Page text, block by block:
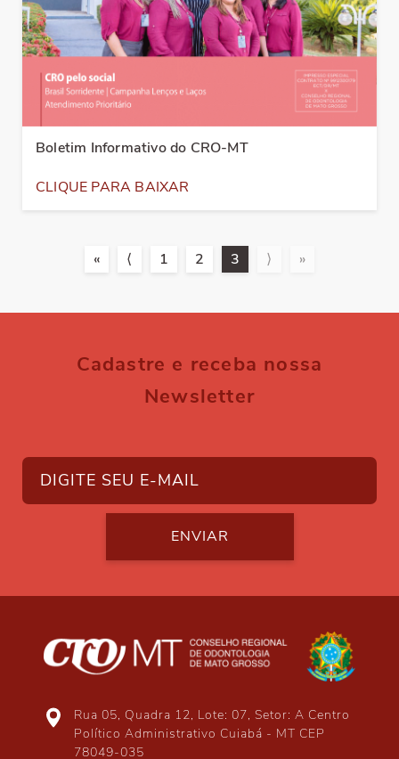
Boletim Informativo do CRO-MT
CLIQUE PARA BAIXAR
« ⟨ 1 2 3 ⟩ »
Cadastre e receba nossa
Newsletter
ENVIAR
Rua 05, Quadra 12, Lote: 07, Setor: A Centro
Político Administrativo Cuiabá - MT CEP
78049-035